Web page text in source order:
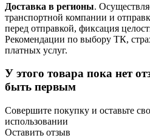
Доставка в регионы.
транспортной компании и
перед отправкой, фиксация
Рекомендации по выбору ТК,
платных услуг.
У этого товара пока нет
быть первым
Совершите покупку и оставьте
использовании
Оставить отзыв